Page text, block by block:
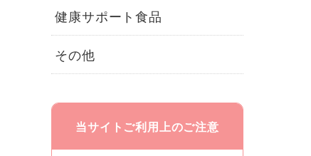
健康サポート食品
その他
当サイトご利用上のご注意